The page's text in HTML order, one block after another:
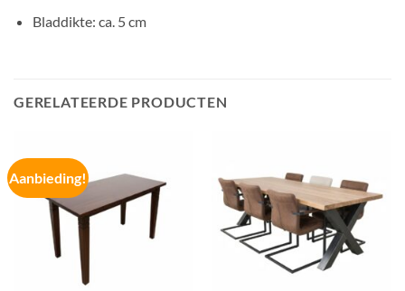
Bladdikte: ca. 5 cm
GERELATEERDE PRODUCTEN
Aanbieding!